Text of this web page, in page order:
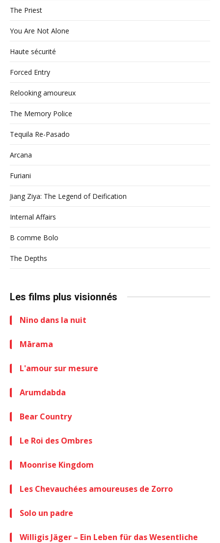
The Priest
You Are Not Alone
Haute sécurité
Forced Entry
Relooking amoureux
The Memory Police
Tequila Re-Pasado
Arcana
Furiani
Jiang Ziya: The Legend of Deification
Internal Affairs
B comme Bolo
The Depths
Les films plus visionnés
Nino dans la nuit
Mārama
L'amour sur mesure
Arumdabda
Bear Country
Le Roi des Ombres
Moonrise Kingdom
Les Chevauchées amoureuses de Zorro
Solo un padre
Willigis Jäger – Ein Leben für das Wesentliche